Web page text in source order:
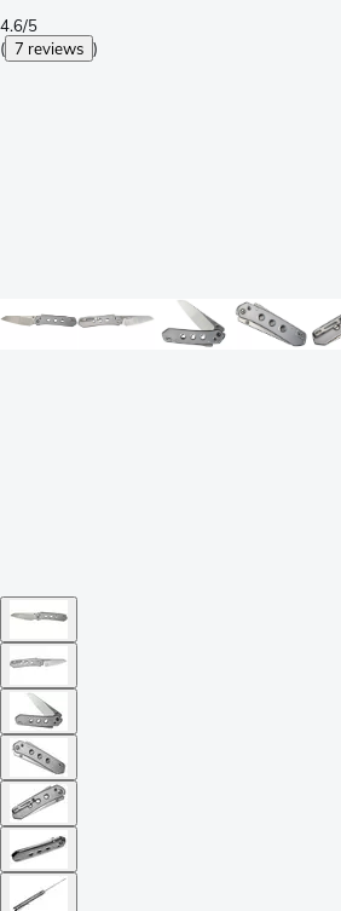
4.6/5
( 7 reviews )